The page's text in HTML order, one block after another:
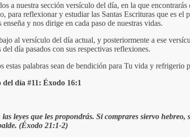
a nuestra sección versículo del día, en la que
para reflexionar y estudiar las Santas Escrituras que es
enseña y nos dirige en cada paso de nuestras vidas.
al versículo del día actual, y posteriormente a ese
del día pasados con sus respectivas reflexiones.
estas palabras sean de bendición para Tu vida y refrigerio
del día #11: Éxodo 16:1
las leyes que les propondrás. Si comprares siervo
(Éxodo 21:1-2)